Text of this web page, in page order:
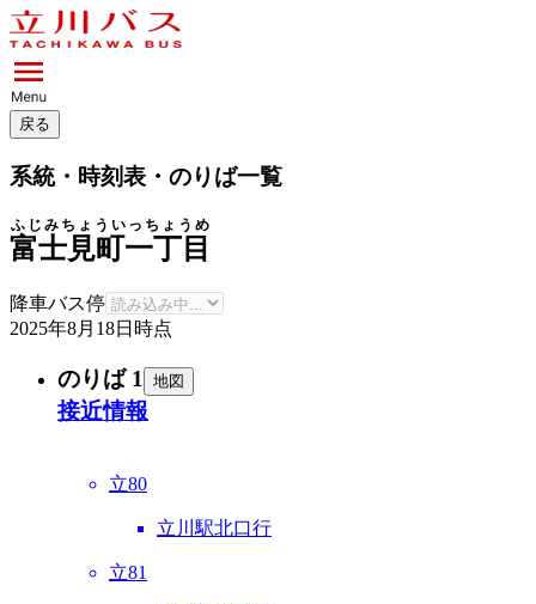
戻る
系統・時刻表・のりば一覧
富士見町一丁目
ふじみちょういっちょうめ
降車バス停
2025年8月18日 時点
のりば 1 地図
接近情報
立80
立川駅北口行
立81